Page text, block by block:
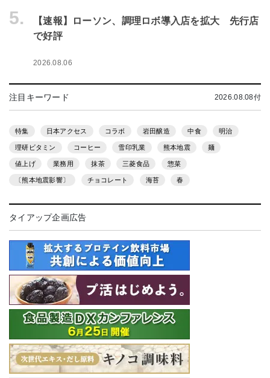
5.
【速報】ローソン、調理ロボ導入店を拡大 先行店
で好評
2026.08.06
注目キーワード 2026.08.08付
特集 日本アクセス コラボ 岩田醸造 中食 明治
理研ビタミン コーヒー 雪印乳業 熊本地震 麺
値上げ 業務用 抹茶 三菱食品 惣菜
〔熊本地震影響〕 チョコレート 海苔 春
タイアップ企画広告